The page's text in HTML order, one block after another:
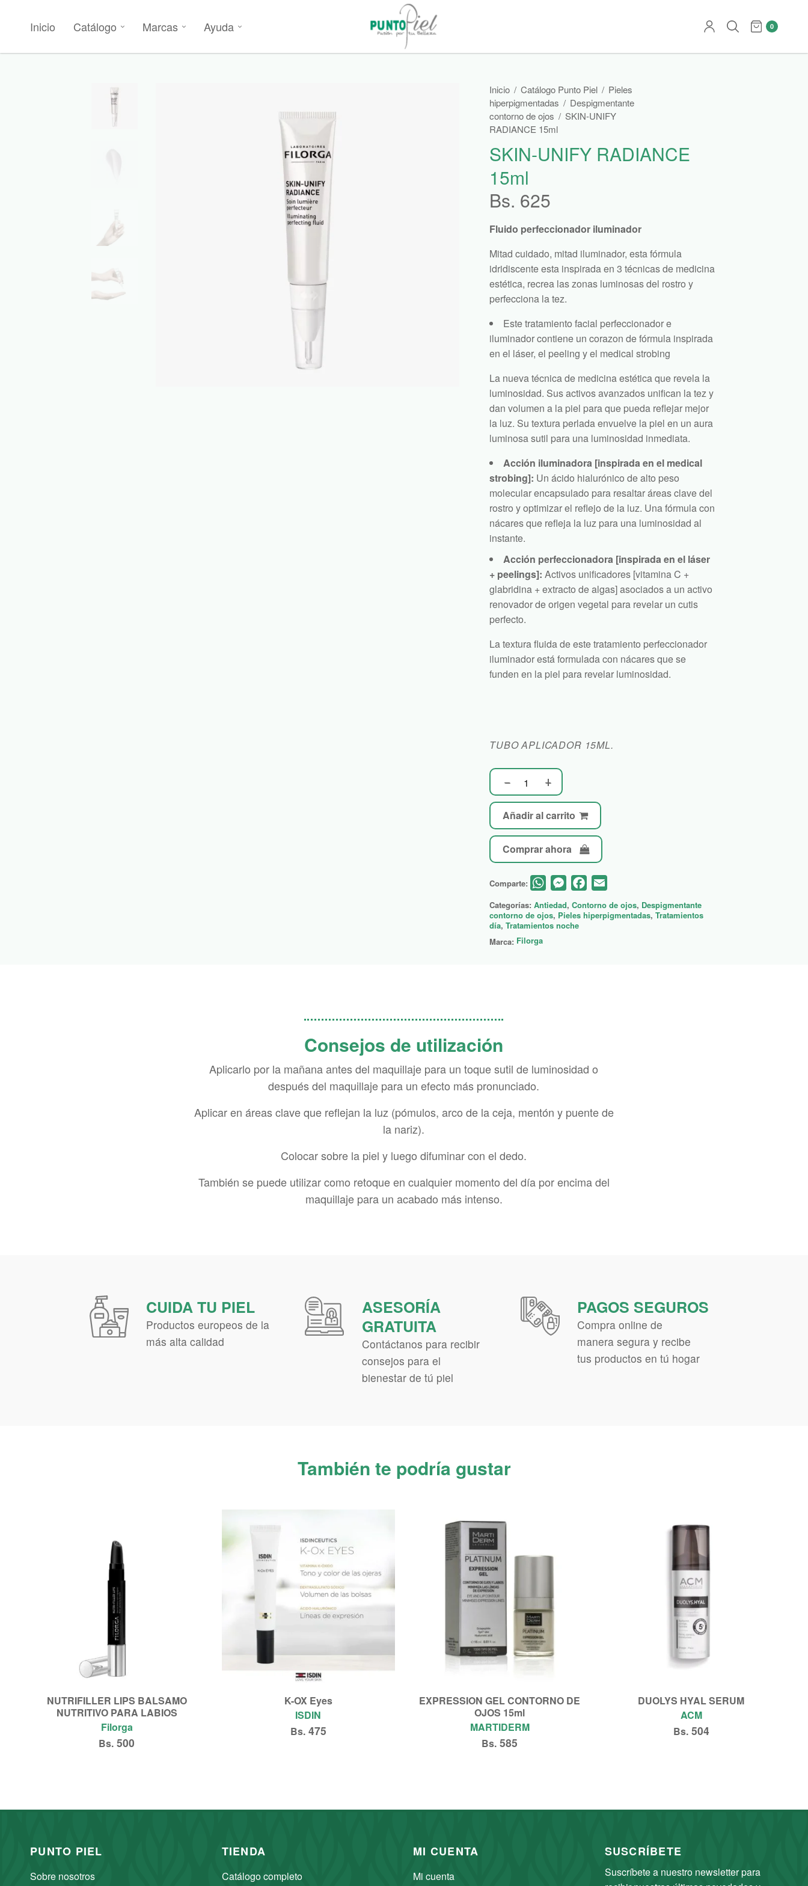
Inicio Catálogo Marcas Ayuda 0
Inicio / Catálogo Punto Piel / Pieles
hiperpigmentadas / Despigmentante
contorno de ojos / SKIN-UNIFY
RADIANCE 15ml
SKIN-UNIFY RADIANCE
15ml
Bs. 625
Fluido perfeccionador iluminador
Mitad cuidado, mitad iluminador, esta fórmula
idridiscente esta inspirada en 3 técnicas de medicina
estética, recrea las zonas luminosas del rostro y
perfecciona la tez.
Este tratamiento facial perfeccionador e
iluminador contiene un corazon de fórmula inspirada
en el láser, el peeling y el medical strobing
La nueva técnica de medicina estética que revela la
luminosidad. Sus activos avanzados unifican la tez y
dan volumen a la piel para que pueda reflejar mejor
la luz. Su textura perlada envuelve la piel en un aura
luminosa sutil para una luminosidad inmediata.
Acción iluminadora [inspirada en el medical
strobing]: Un ácido hialurónico de alto peso
molecular encapsulado para resaltar áreas clave del
rostro y optimizar el reflejo de la luz. Una fórmula con
nácares que refleja la luz para una luminosidad al
instante.
Acción perfeccionadora [inspirada en el láser
+ peelings]: Activos unificadores [vitamina C +
glabridina + extracto de algas] asociados a un activo
renovador de origen vegetal para revelar un cutis
perfecto.
La textura fluida de este tratamiento perfeccionador
iluminador está formulada con nácares que se
funden en la piel para revelar luminosidad.
TUBO APLICADOR 15ML.
Añadir al carrito
Comprar ahora
Comparte: WhatsAppMessengerFacebook
Categorías: Antiedad, Contorno de ojos, Despigmentante
contorno de ojos, Pieles hiperpigmentadas, Tratamientos
día, Tratamientos noche
Marca: Filorga
Consejos de utilización
Aplicarlo por la mañana antes del maquillaje para un toque sutil de luminosidad o
después del maquillaje para un efecto más pronunciado.
Aplicar en áreas clave que reflejan la luz (pómulos, arco de la ceja, mentón y puente de
la nariz).
Colocar sobre la piel y luego difuminar con el dedo.
También se puede utilizar como retoque en cualquier momento del día por encima del
maquillaje para un acabado más intenso.
CUIDA TU PIEL
Productos europeos de la
más alta calidad
ASESORÍA
GRATUITA
Contáctanos para recibir
consejos para el
bienestar de tú piel
PAGOS SEGUROS
Compra online de
manera segura y recibe
tus productos en tú hogar
También te podría gustar
NUTRIFILLER LIPS BALSAMO
NUTRITIVO PARA LABIOS
Filorga
Bs. 500
K-OX Eyes
ISDIN
Bs.475
EXPRESSION GEL CONTORNO DE
OJOS 15ml
MARTIDERM
Bs. 585
DUOLYS HYAL SERUM
ACM
Bs.504
PUNTO PIEL
Sobre nosotros
TIENDA
Catálogo completo
MI CUENTA
Mi cuenta
SUSCRÍBETE
Suscríbete a nuestro newsletter para
Nuestro equipo está aquí para
atenderte.